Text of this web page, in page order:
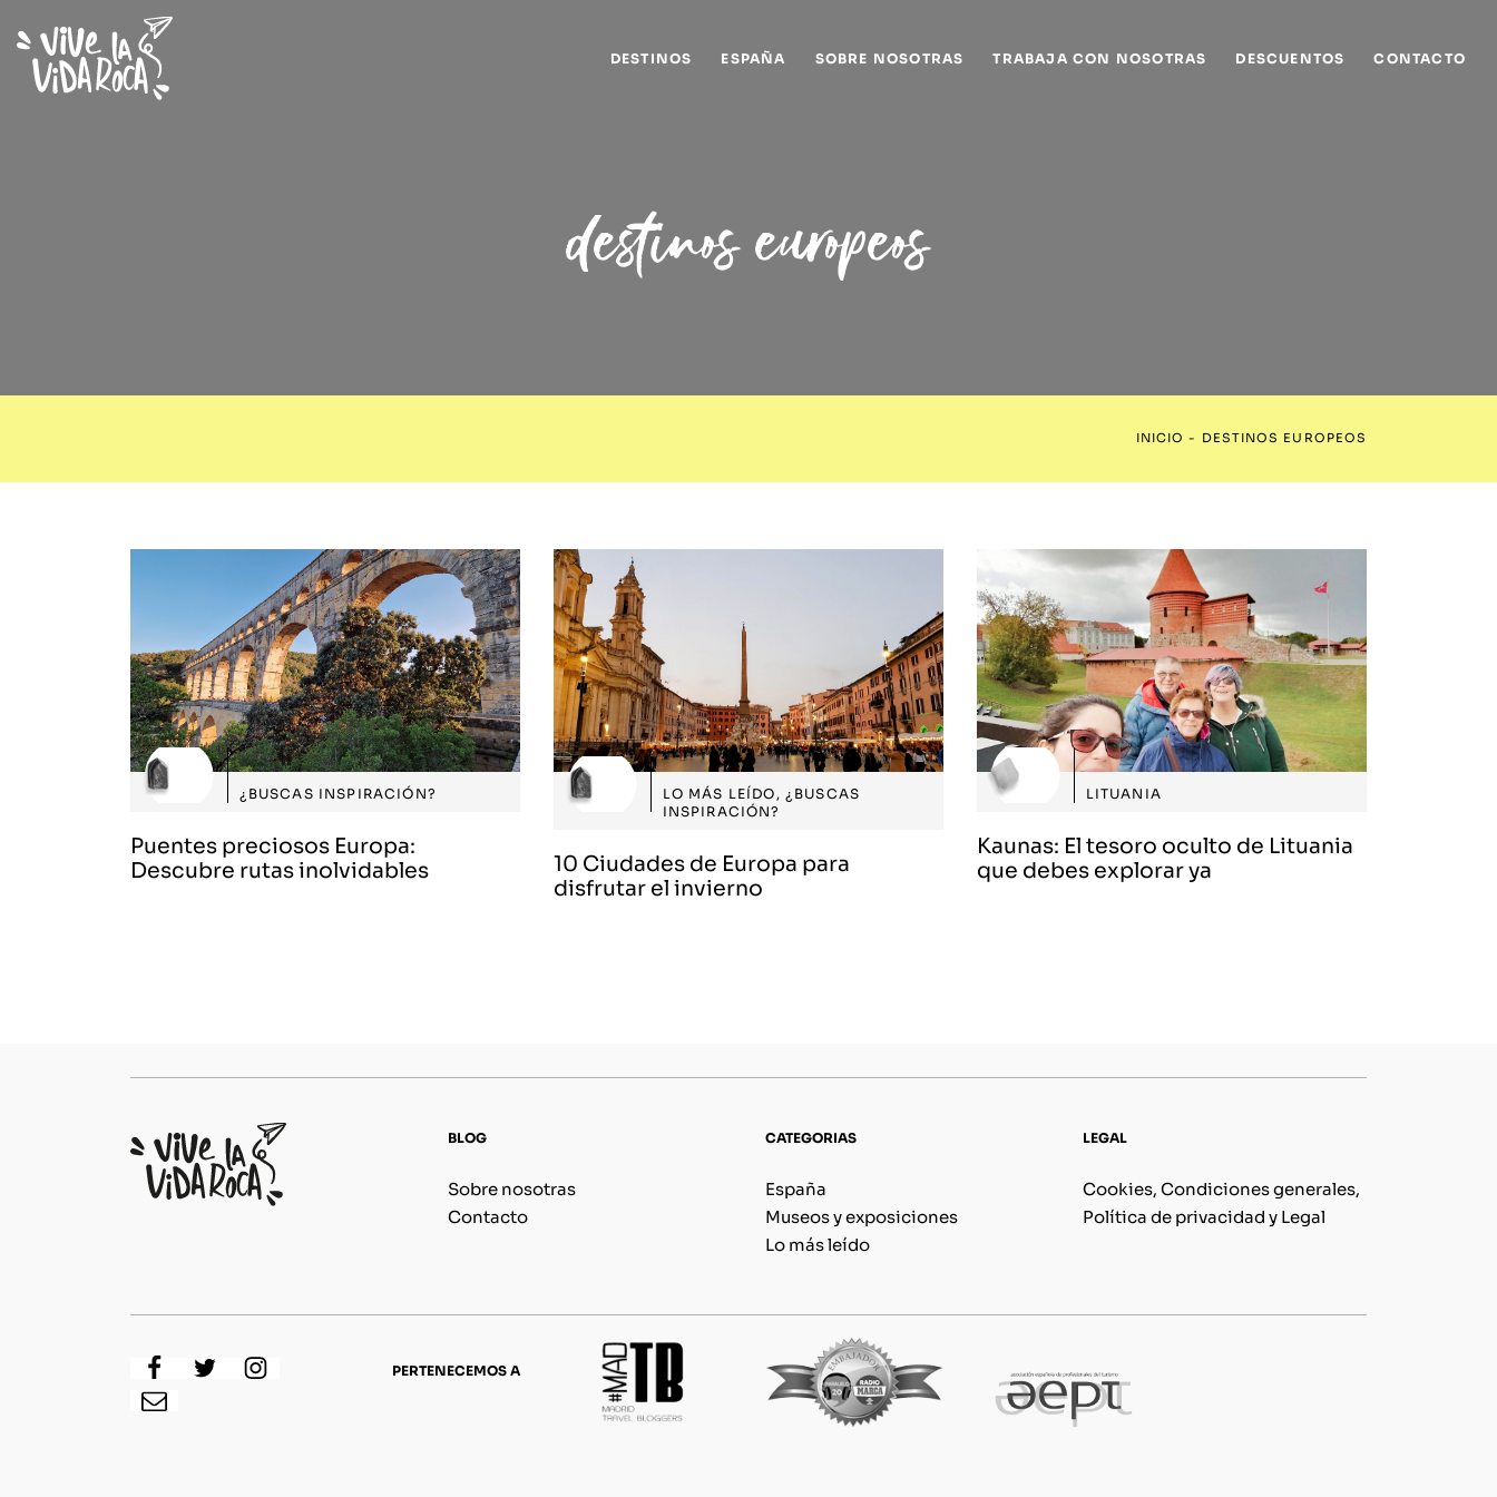
DESTINOS ESPAÑA SOBRE NOSOTRAS TRABAJA CON NOSOTRAS DESCUENTOS CONTACTO
destinos europeos
INICIO - DESTINOS EUROPEOS
¿BUSCAS INSPIRACIÓN?
Puentes preciosos Europa:
Descubre rutas inolvidables
LO MÁS LEÍDO , ¿BUSCAS
INSPIRACIÓN?
10 Ciudades de Europa para
disfrutar el invierno
LITUANIA
Kaunas: El tesoro oculto de Lituania
que debes explorar ya
BLOG
Sobre nosotras
Contacto
CATEGORIAS
España
Museos y exposiciones
Lo más leído
LEGAL
Cookies, Condiciones generales,
Política de privacidad y Legal
PERTENECEMOS A